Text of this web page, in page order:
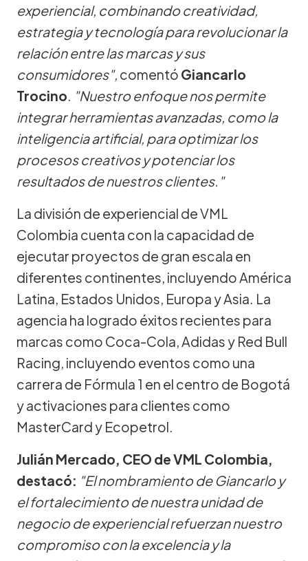
experiencial, combinando creatividad,
estrategia y tecnología para revolucionar la
relación entre las marcas y sus
consumidores", comentó Giancarlo
Trocino. "Nuestro enfoque nos permite
integrar herramientas avanzadas, como la
inteligencia artificial, para optimizar los
procesos creativos y potenciar los
resultados de nuestros clientes."
La división de experiencial de VML
Colombia cuenta con la capacidad de
ejecutar proyectos de gran escala en
diferentes continentes, incluyendo América
Latina, Estados Unidos, Europa y Asia. La
agencia ha logrado éxitos recientes para
marcas como Coca-Cola, Adidas y Red Bull
Racing, incluyendo eventos como una
carrera de Fórmula 1 en el centro de Bogotá
y activaciones para clientes como
MasterCard y Ecopetrol.
Julián Mercado, CEO de VML Colombia,
destacó: "El nombramiento de Giancarlo y
el fortalecimiento de nuestra unidad de
negocio de experiencial refuerzan nuestro
compromiso con la excelencia y la